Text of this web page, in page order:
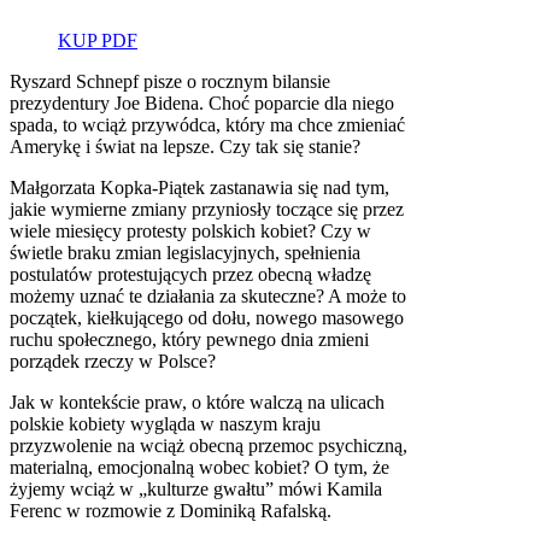
KUP PDF
Ryszard Schnepf pisze o rocznym bilansie
prezydentury Joe Bidena. Choć poparcie dla niego
spada, to wciąż przywódca, który ma chce zmieniać
Amerykę i świat na lepsze. Czy tak się stanie?
Małgorzata Kopka-Piątek zastanawia się nad tym,
jakie wymierne zmiany przyniosły toczące się przez
wiele miesięcy protesty polskich kobiet? Czy w
świetle braku zmian legislacyjnych, spełnienia
postulatów protestujących przez obecną władzę
możemy uznać te działania za skuteczne? A może to
początek, kiełkującego od dołu, nowego masowego
ruchu społecznego, który pewnego dnia zmieni
porządek rzeczy w Polsce?
Jak w kontekście praw, o które walczą na ulicach
polskie kobiety wygląda w naszym kraju
przyzwolenie na wciąż obecną przemoc psychiczną,
materialną, emocjonalną wobec kobiet? O tym, że
żyjemy wciąż w „kulturze gwałtu” mówi Kamila
Ferenc w rozmowie z Dominiką Rafalską.